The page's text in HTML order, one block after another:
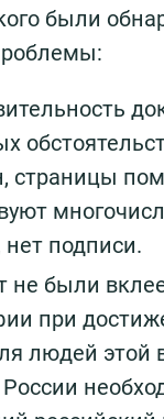
были
страницы
подписи.
не были
при
людей этой